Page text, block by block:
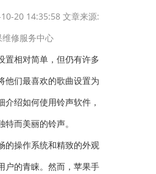
20 14:35:58 文章来源:
维修服务中心
置相对简单，但仍有许多
他们最喜欢的歌曲设置为
介绍如何使用铃声软件，
而美丽的铃声。
的操作系统和精致的外观
户的青睐。然而，苹果手